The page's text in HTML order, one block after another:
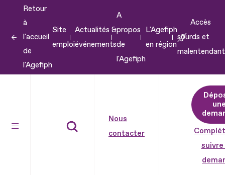
contenu
Retour
à
l'accueil
de
l'Agefiph
Site
emploi
Actualités &
événements
A
propos
de
l'Agefiph
L'Agefiph
en région
Accès
sourds et
Nous
contacter
suivre